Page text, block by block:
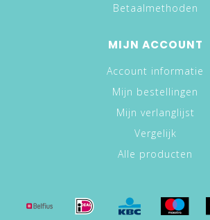
Betaalmethoden
MIJN ACCOUNT
Account informatie
Mijn bestellingen
Mijn verlanglijst
Vergelijk
Alle producten